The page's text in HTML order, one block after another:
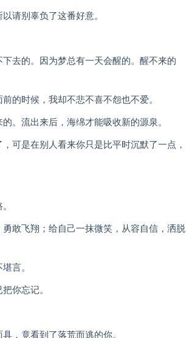
请别辜负了这番好意。
去的。因为梦总有一天会醒的。醒不来的
的时候，我却不悲不喜不怨也不爱。
。流出来后，海绵才能吸收新的源泉。
可是在别人看来你只是比平时沉默了一点，
敢飞翔；给自己一抹微笑，从容自信，洒脱
言。
你忘记。
，竟看到了落荒而逃的你。